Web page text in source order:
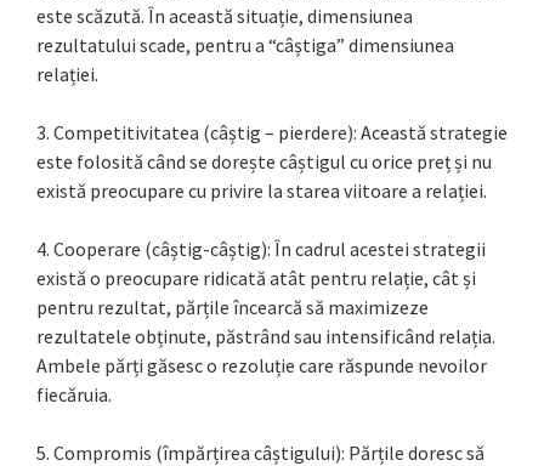
este scăzută. În această situație, dimensiunea
rezultatului scade, pentru a “câștiga” dimensiunea
relației.
3. Competitivitatea (câștig – pierdere): Această strategie
este folosită când se dorește câștigul cu orice preț și nu
există preocupare cu privire la starea viitoare a relației.
4. Cooperare (câștig-câștig): În cadrul acestei strategii
există o preocupare ridicată atât pentru relație, cât și
pentru rezultat, părțile încearcă să maximizeze
rezultatele obținute, păstrând sau intensificând relația.
Ambele părți găsesc o rezoluție care răspunde nevoilor
fiecăruia.
5. Compromis (împărțirea câștigului): Părțile doresc să